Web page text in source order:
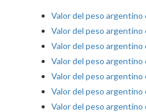
Valor del peso
Valor del peso argentino
Valor del peso argentino
Valor del peso argentino
Valor del peso argentino
Valor del peso argentino
Valor del peso argentino